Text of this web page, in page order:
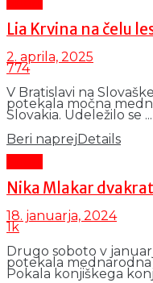
Lia Krvina na čelu
2. aprila, 2025
774
V Bratislavi na
potekala močna
Slovakia. Udeležilo se ...
Beri naprejDetails
Nika Mlakar
18. januarja, 2024
1k
Drugo soboto v
potekala
Pokala konjiškega